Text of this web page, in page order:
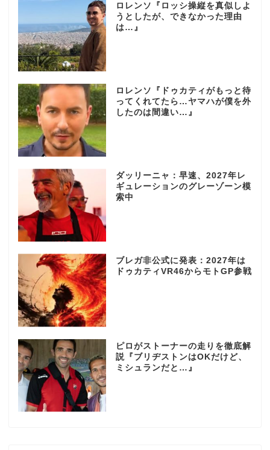
ロレンソ『ロッシ操縦を真似しよ
うとしたが、できなかった理由
は…』
ロレンソ『ドゥカティがもっと待
ってくれてたら…ヤマハが僕を外
したのは間違い…』
ダッリーニャ：早速、2027年レ
ギュレーションのグレーゾーン模
索中
ブレガ非公式に発表：2027年は
ドゥカティVR46からモトGP参戦
ピロがストーナーの走りを徹底解
説『ブリヂストンはOKだけど、
ミシュランだと…』